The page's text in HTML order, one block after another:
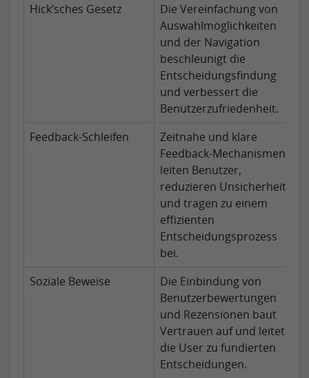
Hick’sches Gesetz
Die Vereinfachung von
Auswahlmöglichkeiten
und der Navigation
beschleunigt die
Entscheidungsfindung
und verbessert die
Benutzerzufriedenheit.
Feedback-Schleifen
Zeitnahe und klare
Feedback-Mechanismen
leiten Benutzer,
reduzieren Unsicherheit
und tragen zu einem
effizienten
Entscheidungsprozess
bei.
Soziale Beweise
Die Einbindung von
Benutzerbewertungen
und Rezensionen baut
Vertrauen auf und leitet
die User zu fundierten
Entscheidungen.